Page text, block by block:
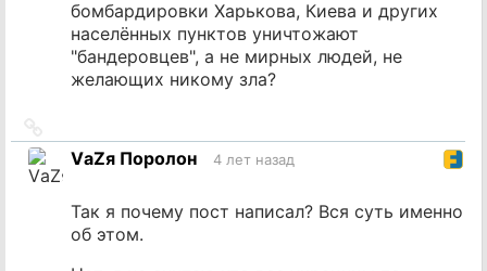
бомбардировки Харькова, Киева и других
населённых пунктов уничтожают
"бандеровцев", а не мирных людей, не
желающих никому зла?
на
источник
VаZя Поролон 4 лет назад
Так я почему пост написал? Вся суть именно
об этом.